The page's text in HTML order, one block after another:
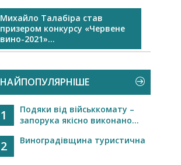
Михайло Талабіра став
призером конкурсу «Червене
вино-2021»...
НАЙПОПУЛЯРНІШЕ
1
Подяки від військкомату –
запорука якісно виконано...
2 Виноградівщина туристична